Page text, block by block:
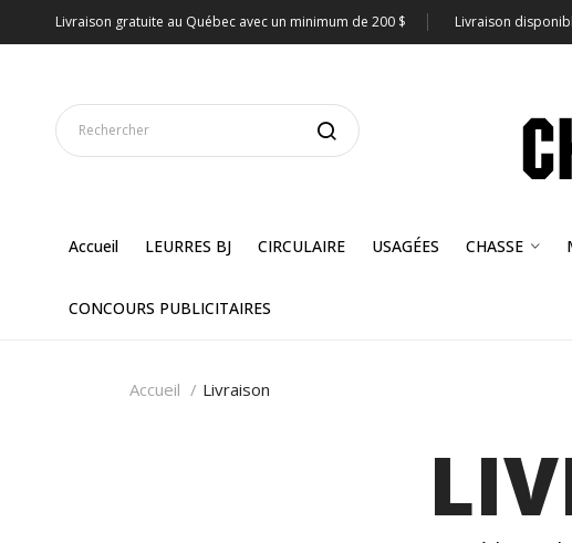
Livraison gratuite au Québec avec un minimum de 200 $ Livraison
Accueil LEURRES BJ CIRCULAIRE USAGÉES CHASSE
CONCOURS PUBLICITAIRES
Accueil Livraison